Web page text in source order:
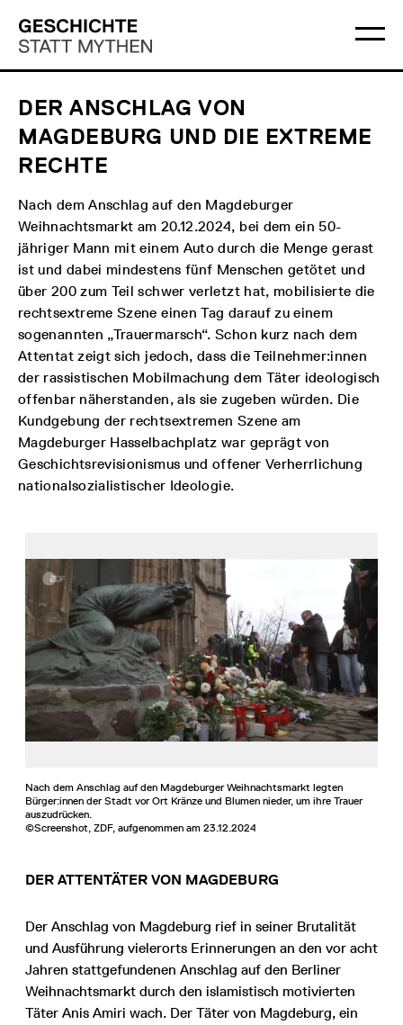
zum
Inhalt
Geschichte
Statt
Mythen
DER ANSCHLAG VON
MAGDEBURG UND DIE EXTREME
RECHTE
Nach dem Anschlag auf den Magdeburger
Weihnachtsmarkt am 20.12.2024, bei dem ein 50-
jähriger Mann mit einem Auto durch die Menge gerast
ist und dabei mindestens fünf Menschen getötet und
über 200 zum Teil schwer verletzt hat, mobilisierte die
rechtsextreme Szene einen Tag darauf zu einem
sogenannten „Trauermarsch“. Schon kurz nach dem
Attentat zeigt sich jedoch, dass die Teilnehmer:innen
der rassistischen Mobilmachung dem Täter ideologisch
offenbar näherstanden, als sie zugeben würden. Die
Kundgebung der rechtsextremen Szene am
Magdeburger Hasselbachplatz war geprägt von
Geschichtsrevisionismus und offener Verherrlichung
nationalsozialistischer Ideologie.
Nach dem Anschlag auf den Magdeburger Weihnachtsmarkt legten
Bürger:innen der Stadt vor Ort Kränze und Blumen nieder, um ihre Trauer
auszudrücken.
©Screenshot, ZDF, aufgenommen am 23.12.2024
DER ATTENTÄTER VON MAGDEBURG
Der Anschlag von Magdeburg rief in seiner Brutalität
und Ausführung vielerorts Erinnerungen an den vor acht
Jahren stattgefundenen Anschlag auf den Berliner
Weihnachtsmarkt durch den islamistisch motivierten
Täter Anis Amiri wach. Der Täter von Magdeburg, ein